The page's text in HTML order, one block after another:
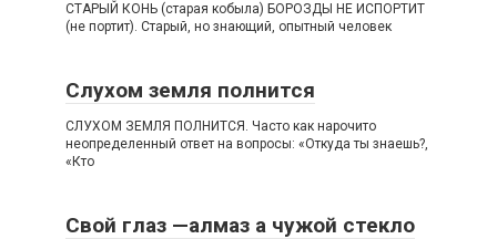
СТАРЫЙ КОНЬ (старая кобыла) БОРОЗДЫ НЕ ИСПОРТИТ
(не портит). Старый, но знающий, опытный человек
Слухом земля полнится
СЛУХОМ ЗЕМЛЯ ПОЛНИТСЯ. Часто как нарочито
неопределенный ответ на вопросы: «Откуда ты знаешь?,
«Кто
Свой глаз —алмаз а чужой стекло